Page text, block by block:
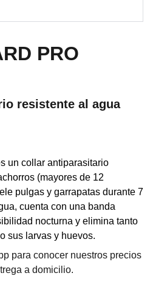
PRO
resistente al agua
un collar antiparasitario
(mayores de 12
pulgas y garrapatas durante 7
cuenta con una banda
nocturna y elimina tanto
sus larvas y huevos.
para conocer nuestros precios
a domicilio.